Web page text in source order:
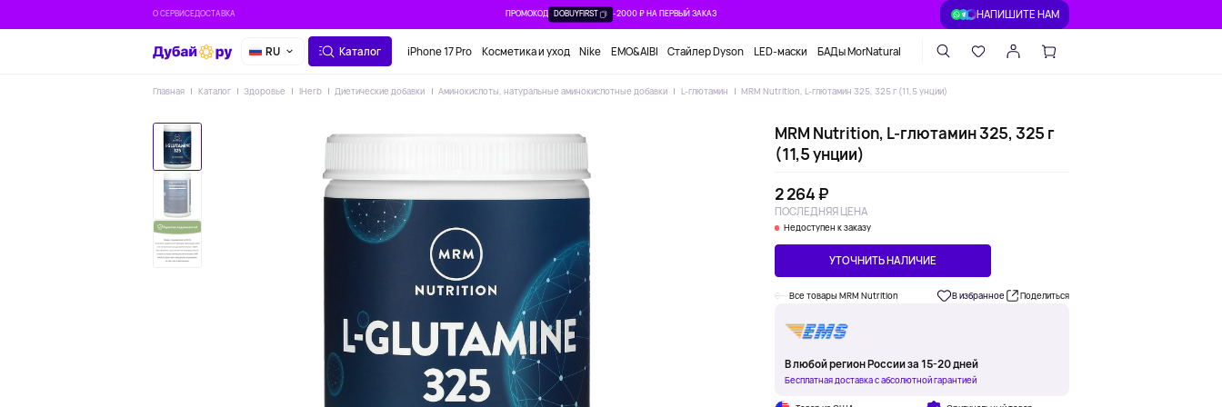
О СЕРВИСЕДОСТАВКА ПРОМОКОД DOBUYFIRST -2000 ₽ НА ПЕРВЫЙ ЗАКАЗ НАПИШИТЕ НАМ
RU Каталог iPhone 17 Pro Косметика и уход Nike EMO&AIBI Стайлер Dyson LED-маски БАДы MorNatural
Главная Каталог Здоровье IHerb Диетические добавки Аминокислоты, натуральные аминокислотные добавки L-глютамин MRM Nutrition, L-глютамин 325, 325 г (11,5 унции)
MRM Nutrition, L-глютамин 325, 325 г
(11,5 унции)
2 264 ₽
ПОСЛЕДНЯЯ ЦЕНА
Недоступен к заказу
УТОЧНИТЬ НАЛИЧИЕ
Все товары MRM Nutrition В избранное Поделиться
В любой регион России за 15-20 дней
Бесплатная доставка с абсолютной гарантией